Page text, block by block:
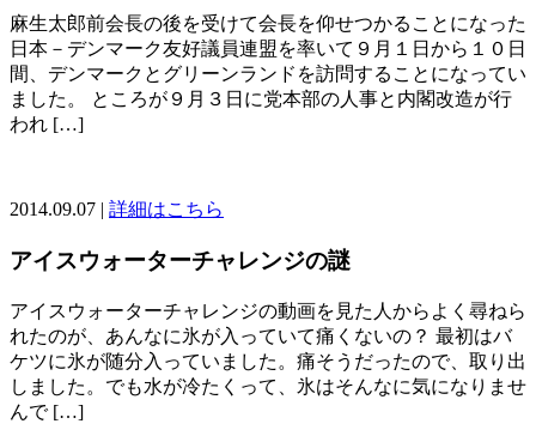
麻生太郎前会長の後を受けて会長を仰せつかることになった
日本－デンマーク友好議員連盟を率いて９月１日から１０日
間、デンマークとグリーンランドを訪問することになってい
ました。 ところが９月３日に党本部の人事と内閣改造が行
われ […]
2014.09.07 | 詳細はこちら
アイスウォーターチャレンジの謎
アイスウォーターチャレンジの動画を見た人からよく尋ねら
れたのが、あんなに氷が入っていて痛くないの？ 最初はバ
ケツに氷が随分入っていました。痛そうだったので、取り出
しました。でも水が冷たくって、氷はそんなに気になりませ
んで […]